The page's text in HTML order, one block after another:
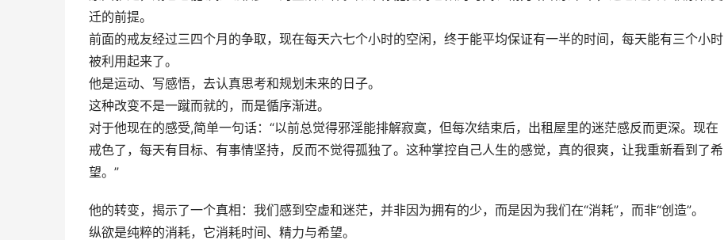
迁的前提。
前面的戒友经过三四个月的争取，现在每天六七个小时的空闲，终于能平均保证有一半的时间，每天能有三个小时
被利用起来了。
他是运动、写感悟，去认真思考和规划未来的日子。
这种改变不是一蹴而就的，而是循序渐进。
对于他现在的感受,简单一句话：“以前总觉得邪淫能排解寂寞，但每次结束后，出租屋里的迷茫感反而更深。现在
戒色了，每天有目标、有事情坚持，反而不觉得孤独了。这种掌控自己人生的感觉，真的很爽，让我重新看到了希
望。”
他的转变，揭示了一个真相：我们感到空虚和迷茫，并非因为拥有的少，而是因为我们在“消耗”，而非“创造”。
纵欲是纯粹的消耗，它消耗时间、精力与希望。